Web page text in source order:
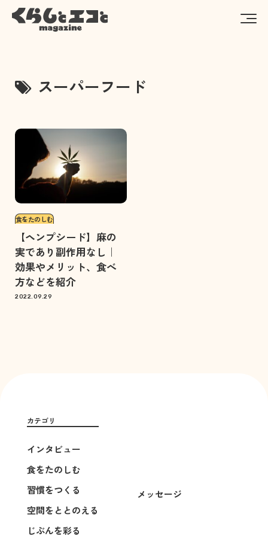
スーパーフード
食をたのしむ
【ヘンプシード】麻の
実であり副作用なし｜
効果やメリット、食べ
方などを紹介
2022.09.29
カテゴリ
インタビュー
食をたのしむ
習慣をつくる
空間をととのえる
じぶんを彩る
メッセージ